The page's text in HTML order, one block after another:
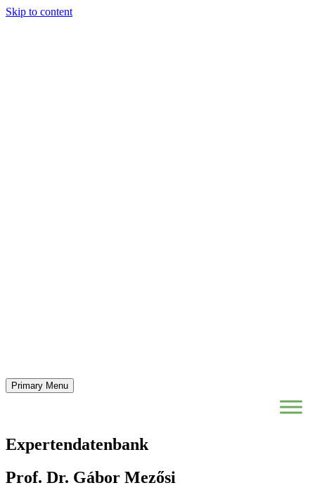
Skip to content
Primary Menu
Expertendatenbank
Prof. Dr. Gábor Mezősi